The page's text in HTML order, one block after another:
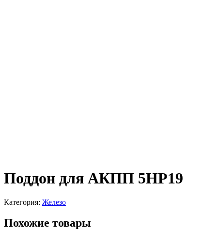
Поддон для АКПП 5HP19
Категория: Железо
Похожие товары